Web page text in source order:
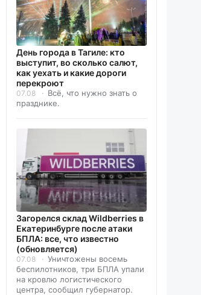
День города в Тагиле: кто
выступит, во сколько салют,
как уехать и какие дороги
перекроют
07.08
Всё, что нужно знать о
празднике.
Загорелся склад Wildberries в
Екатеринбурге после атаки
БПЛА: все, что известно
(обновляется)
07.08
Уничтожены восемь
беспилотников, три БПЛА упали
на кровлю логистического
центра, сообщил губернатор.